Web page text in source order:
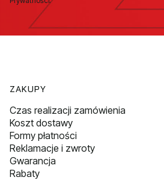
ZAKUPY
Czas realizacji zamówienia
Koszt dostawy
Formy płatności
Reklamacje i zwroty
Gwarancja
Rabaty